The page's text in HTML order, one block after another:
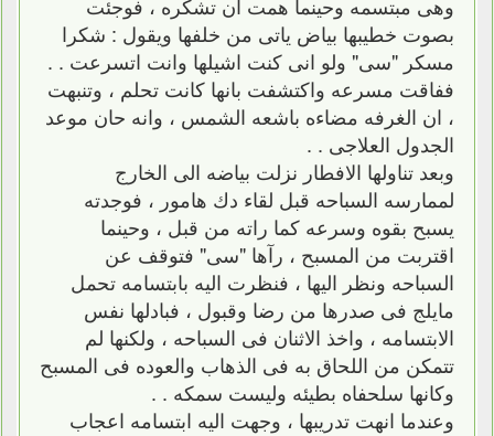
بصوت خطيبها بياض ياتى من خلفها ويقول : شكرا
مسكر "سى" ولو انى كنت اشيلها وانت اتسرعت . .
ففاقت مسرعه واكتشفت بانها كانت تحلم ، وتنبهت
، ان الغرفه مضاءه باشعه الشمس ، وانه حان موعد
الجدول العلاجى . .
وبعد تناولها الافطار نزلت بياضه الى الخارج
لممارسه السباحه قبل لقاء دك هامور ، فوجدته
يسبح بقوه وسرعه كما راته من قبل ، وحينما
اقتربت من المسبح ، رآها "سى" فتوقف عن
السباحه ونظر اليها ، فنظرت اليه بابتسامه تحمل
مايلج فى صدرها من رضا وقبول ، فبادلها نفس
الابتسامه ، واخذ الاثنان فى السباحه ، ولكنها لم
تتمكن من اللحاق به فى الذهاب والعوده فى المسبح
وكانها سلحفاه بطيئه وليست سمكه . .
وعندما انهت تدريبها ، وجهت اليه ابتسامه اعجاب